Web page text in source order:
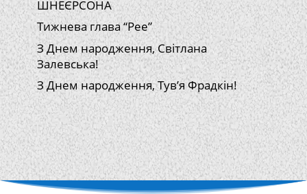
ШНЕЄРСОНА
Тижнева глава “Рее”
З Днем народження, Світлана
Залевська!
З Днем народження, Тув’я Фрадкін!